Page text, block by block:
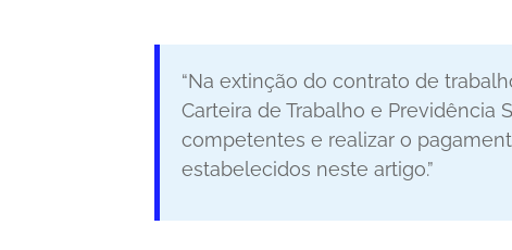
“Na extinção do contrato de
Carteira de Trabalho e Previdência
competentes e realizar o
estabelecidos neste artigo.”